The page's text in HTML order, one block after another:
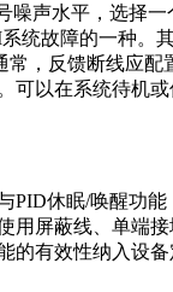
噪声水平，选择一
统故障的一种。
常，反馈断线应配
可以在系统待机
PID休眠/唤醒功能
用屏蔽线、单端
的有效性纳入设